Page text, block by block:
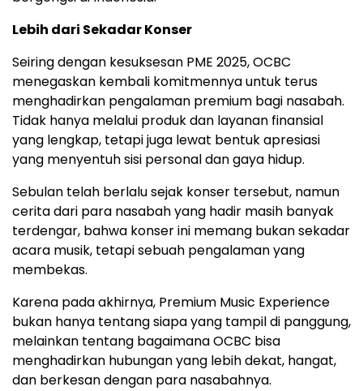
Lebih dari Sekadar Konser
Seiring dengan kesuksesan PME 2025, OCBC
menegaskan kembali komitmennya untuk terus
menghadirkan pengalaman premium bagi nasabah.
Tidak hanya melalui produk dan layanan finansial
yang lengkap, tetapi juga lewat bentuk apresiasi
yang menyentuh sisi personal dan gaya hidup.
Sebulan telah berlalu sejak konser tersebut, namun
cerita dari para nasabah yang hadir masih banyak
terdengar, bahwa konser ini memang bukan sekadar
acara musik, tetapi sebuah pengalaman yang
membekas.
Karena pada akhirnya, Premium Music Experience
bukan hanya tentang siapa yang tampil di panggung,
melainkan tentang bagaimana OCBC bisa
menghadirkan hubungan yang lebih dekat, hangat,
dan berkesan dengan para nasabahnya.